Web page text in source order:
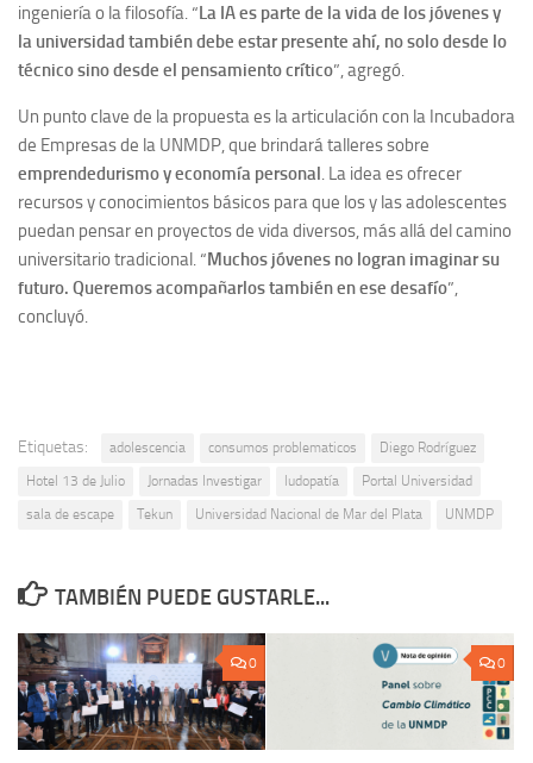
ingeniería o la filosofía. “La IA es parte de la vida de los jóvenes y
la universidad también debe estar presente ahí, no solo desde lo
técnico sino desde el pensamiento crítico”, agregó.
Un punto clave de la propuesta es la articulación con la Incubadora
de Empresas de la UNMDP, que brindará talleres sobre
emprendedurismo y economía personal. La idea es ofrecer
recursos y conocimientos básicos para que los y las adolescentes
puedan pensar en proyectos de vida diversos, más allá del camino
universitario tradicional. “Muchos jóvenes no logran imaginar su
futuro. Queremos acompañarlos también en ese desafío”,
concluyó.
Etiquetas: adolescencia consumos problematicos
Diego Rodríguez
Hotel 13 de Julio
Jornadas Investigar ludopatía
Portal Universidad
sala de escape
Tekun Universidad Nacional de Mar del Plata UNMDP
TAMBIÉN PUEDE GUSTARLE...
0 0